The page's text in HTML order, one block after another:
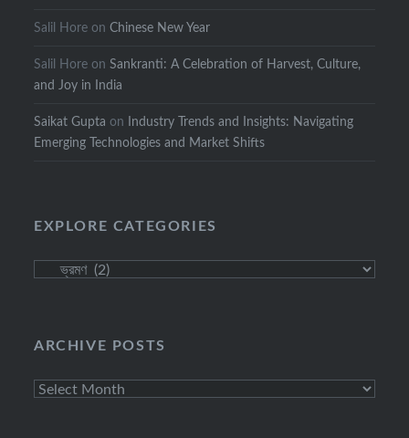
Salil Hore onChinese New Year
Salil Hore onSankranti: A Celebration of Harvest, Culture,
and Joy in India
Saikat Gupta on
Industry Trends and Insights: Navigating
Emerging Technologies and Market Shifts
EXPLORE CATEGORIES
Explore
ARCHIVE POSTS
Archive